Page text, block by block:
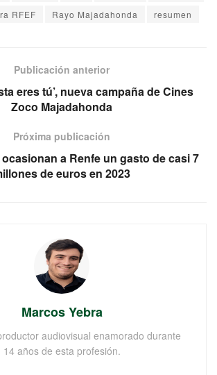
RFEF Rayo Majadahonda resumen
Publicación anterior
eres tú’, nueva campaña de Cines
Zoco Majadahonda
Próxima publicación
a Renfe un gasto de casi 7
de euros en 2023
Marcos Yebra
audiovisual enamorado durante
14 años de esta profesión.